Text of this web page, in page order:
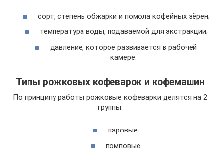
сорт, степень обжарки и помола кофейных зёрен;
температура воды, подаваемой для экстракции;
давление, которое развивается в рабочей
камере.
Типы рожковых кофеварок и кофемашин
По принципу работы рожковые кофеварки делятся на 2
группы:
паровые;
помповые.